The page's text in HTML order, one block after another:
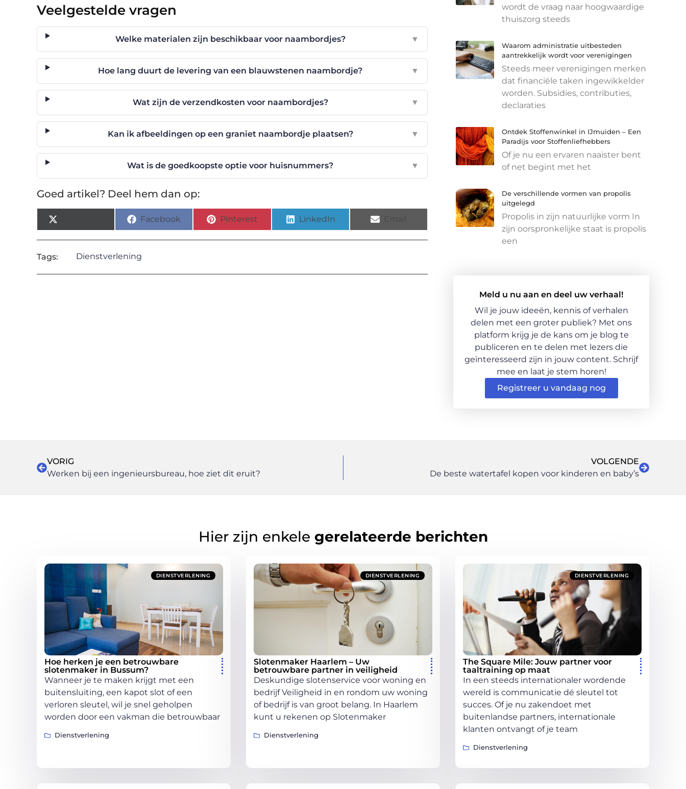
Veelgestelde vragen
Welke materialen zijn beschikbaar voor naambordjes? ▼
Hoe lang duurt de levering van een blauwstenen naambordje? ▼
Wat zijn de verzendkosten voor naambordjes? ▼
Kan ik afbeeldingen op een graniet naambordje plaatsen? ▼
Wat is de goedkoopste optie voor huisnummers? ▼
Goed artikel? Deel hem dan op:
Facebook Pinterest LinkedIn
Tags: Dienstverlening
wordt de vraag naar hoogwaardige
thuiszorg steeds
Waarom administratie uitbesteden
aantrekkelijk wordt voor verenigingen
Steeds meer verenigingen merken
dat financiële taken ingewikkelder
worden. Subsidies, contributies,
declaraties
Ontdek Stoffenwinkel in IJmuiden – Een
Paradijs voor Stoffenliefhebbers
Of je nu een ervaren naaister bent
of net begint met het
De verschillende vormen van propolis
uitgelegd
Propolis in zijn natuurlijke vorm In
zijn oorspronkelijke staat is propolis
een
Meld u nu aan en deel uw verhaal!
Wil je jouw ideeën, kennis of verhalen
delen met een groter publiek? Met ons
platform krijg je de kans om je blog te
publiceren en te delen met lezers die
geïnteresseerd zijn in jouw content. Schrijf
mee en laat je stem horen!
Registreer u vandaag nog
VORIG
Werken bij een ingenieursbureau, hoe ziet dit eruit?
VOLGENDE
De beste watertafel kopen voor kinderen en baby’s
Hier zijn enkele gerelateerde berichten
DIENSTVERLENING
Hoe herken je een betrouwbare
slotenmaker in Bussum?
Wanneer je te maken krijgt met een
buitensluiting, een kapot slot of een
verloren sleutel, wil je snel geholpen
worden door een vakman die betrouwbaar
Dienstverlening
DIENSTVERLENING
Slotenmaker Haarlem – Uw
betrouwbare partner in veiligheid
Deskundige slotenservice voor woning en
bedrijf Veiligheid in en rondom uw woning
of bedrijf is van groot belang. In Haarlem
kunt u rekenen op Slotenmaker
Dienstverlening
DIENSTVERLENING
The Square Mile: Jouw partner voor
taaltraining op maat
In een steeds internationaler wordende
wereld is communicatie dé sleutel tot
succes. Of je nu zakendoet met
buitenlandse partners, internationale
klanten ontvangt of je team
Dienstverlening